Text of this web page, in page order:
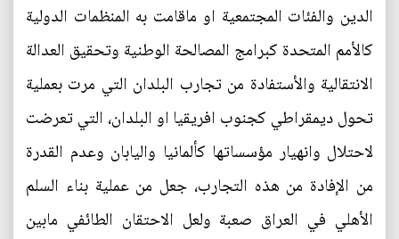
الدين والفئات المجتمعية او ماقامت به المنظمات الدولية
كالأمم المتحدة كبرامج المصالحة الوطنية وتحقيق العدالة
الانتقالية والأستفادة من تجارب البلدان التي مرت بعملية
تحول ديمقراطي كجنوب افريقيا او البلدان، التي تعرضت
لاحتلال وانهيار مؤسساتها كألمانيا واليابان وعدم القدرة
من الإفادة من هذه التجارب، جعل من عملية بناء السلم
الأهلي في العراق صعبة ولعل الاحتقان الطائفي مابين